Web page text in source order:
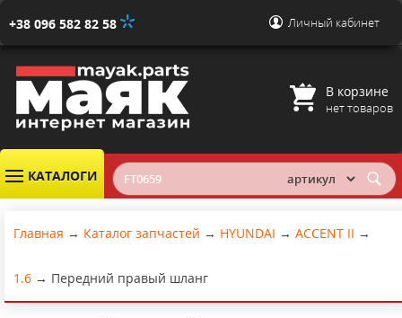
+38 096 582 82 58 Личный кабинет
В корзине
нет товаров
КАТАЛОГИ
Главная → Каталог запчастей → HYUNDAI → ACCENT II →
1.6 → Передний правый шланг